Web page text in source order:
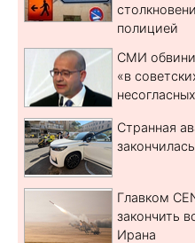
полицией
СМИ
«в
несогласных
Странная
Главком
закончить
Ирана